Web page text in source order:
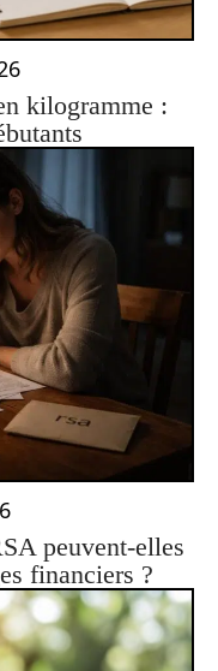
kilogramme :
peuvent-elles
financiers ?